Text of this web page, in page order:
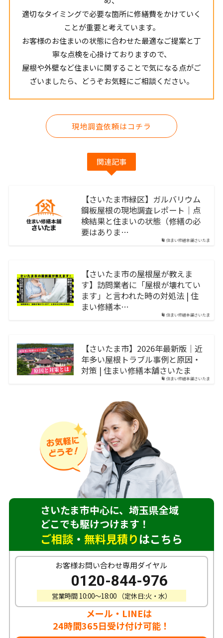
適切なタイミングで必要な箇所に修繕費をかけていく
ことが重要と考えています。
お客様のお住まいの状態に合わせた最適なご提案と丁
寧な点検を心掛けておりますので、
屋根や外壁など住まいに関することで気になる点がご
ざいましたら、どうぞお気軽にご相談ください。
現地調査依頼はコチラ
関連記事
住まい修繕本舗さいたま
【さいたま市緑区】ガルバリウム
鋼板屋根の現地調査レポート｜点
検結果と住まいの状態（修繕の必
要はありま…
住まい修繕本舗さいたま
【さいたま市の屋根屋が教えま
す】訪問業者に「屋根が壊れてい
ます」と言われた時の対処法 | 住
まい修繕本…
住まい修繕本舗さいたま
【さいたま市】2026年最新版｜近
年多い屋根トラブル事例と原因・
対策 | 住まい修繕本舗さいたま
さいたま市中心に、埼玉県全域
どこでも駆けつけます！
ご相談 ・ 無料見積りはこちら
お客様お問い合わせ専用ダイヤル
0120-844-976
営業時間 10:00〜18:00 （定休日:火・水）
メール・LINEは
24時間365日受け付け可能！